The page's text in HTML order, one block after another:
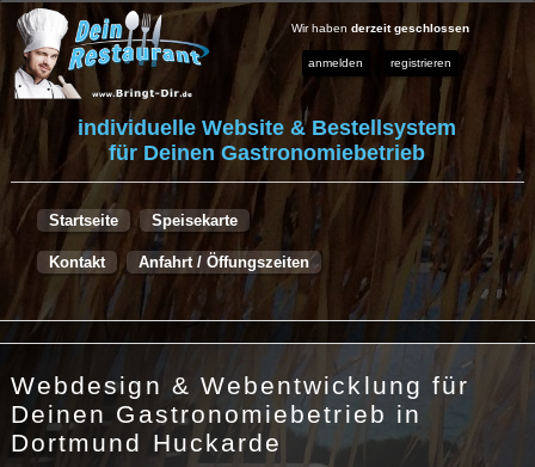
Wir haben derzeit geschlossen
anmelden registrieren
individuelle Website & Bestellsystem
für Deinen Gastronomiebetrieb
Startseite Speisekarte
Kontakt Anfahrt / Öffungszeiten
Webdesign & Webentwicklung für
Deinen Gastronomiebetrieb in
Dortmund Huckarde